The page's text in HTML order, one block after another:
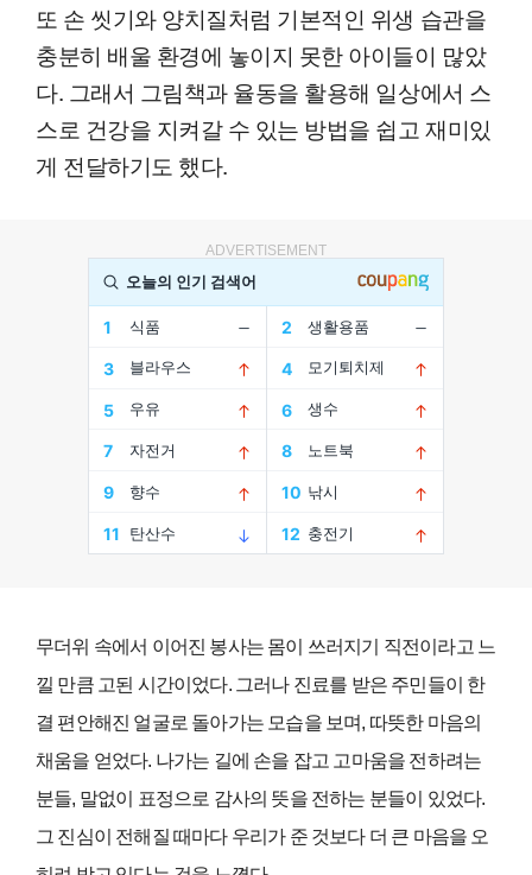
또 손 씻기와 양치질처럼 기본적인 위생 습관을
충분히 배울 환경에 놓이지 못한 아이들이 많았
다. 그래서 그림책과 율동을 활용해 일상에서 스
스로 건강을 지켜갈 수 있는 방법을 쉽고 재미있
게 전달하기도 했다.
ADVERTISEMENT
무더위 속에서 이어진 봉사는 몸이 쓰러지기 직전이라고 느
낄 만큼 고된 시간이었다. 그러나 진료를 받은 주민들이 한
결 편안해진 얼굴로 돌아가는 모습을 보며, 따뜻한 마음의
채움을 얻었다. 나가는 길에 손을 잡고 고마움을 전하려는
분들, 말없이 표정으로 감사의 뜻을 전하는 분들이 있었다.
그 진심이 전해질 때마다 우리가 준 것보다 더 큰 마음을 오